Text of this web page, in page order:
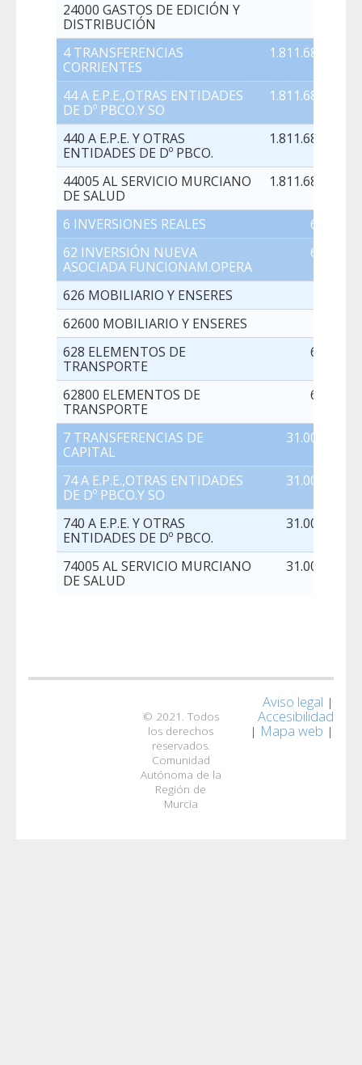
24000 GASTOS DE EDICIÓN Y
DISTRIBUCIÓN
4 TRANSFERENCIAS
CORRIENTES
44 A E.P.E.,OTRAS ENTIDADES
DE Dº PBCO.Y SO
440 A E.P.E. Y OTRAS
ENTIDADES DE Dº PBCO.
44005 AL SERVICIO MURCIANO
DE SALUD
6 INVERSIONES REALES
62 INVERSIÓN NUEVA
ASOCIADA FUNCIONAM.OPERA
626 MOBILIARIO Y ENSERES
62600 MOBILIARIO Y ENSERES
628 ELEMENTOS DE
TRANSPORTE
62800 ELEMENTOS DE
TRANSPORTE
7 TRANSFERENCIAS DE
CAPITAL
74 A E.P.E.,OTRAS ENTIDADES
DE Dº PBCO.Y SO
740 A E.P.E. Y OTRAS
ENTIDADES DE Dº PBCO.
74005 AL SERVICIO MURCIANO
DE SALUD
© 2021. Todos
los derechos
reservados.
Comunidad
Autónoma de la
Región de
Murcia
Aviso legal |
Accesibilidad
| Mapa web |